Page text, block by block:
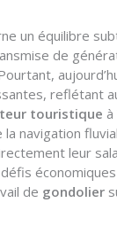
un équilibre
de
reflétant
touristique
navigation
leur
de gondolier